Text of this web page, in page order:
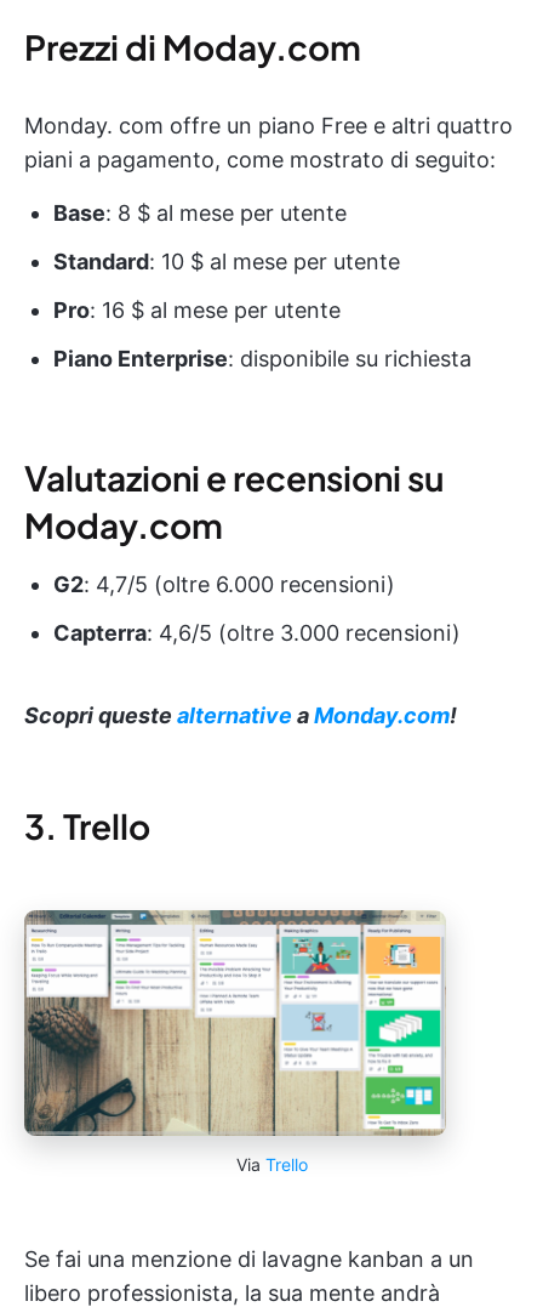
Prezzi di Moday.com
Monday. com offre un piano Free e altri quattro
piani a pagamento, come mostrato di seguito:
Base: 8 $ al mese per utente
Standard: 10 $ al mese per utente
Pro: 16 $ al mese per utente
Piano Enterprise: disponibile su richiesta
Valutazioni e recensioni su
Moday.com
G2: 4,7/5 (oltre 6.000 recensioni)
Capterra: 4,6/5 (oltre 3.000 recensioni)
Scopri queste alternative aMonday.com!
3. Trello
Via Trello
Se fai una menzione di lavagne kanban a un
libero professionista, la sua mente andrà